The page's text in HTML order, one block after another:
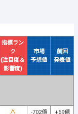
指標ラン
ク
(注目度＆
影響度)
市場
予想値
前回
発表値
-702億 +69億